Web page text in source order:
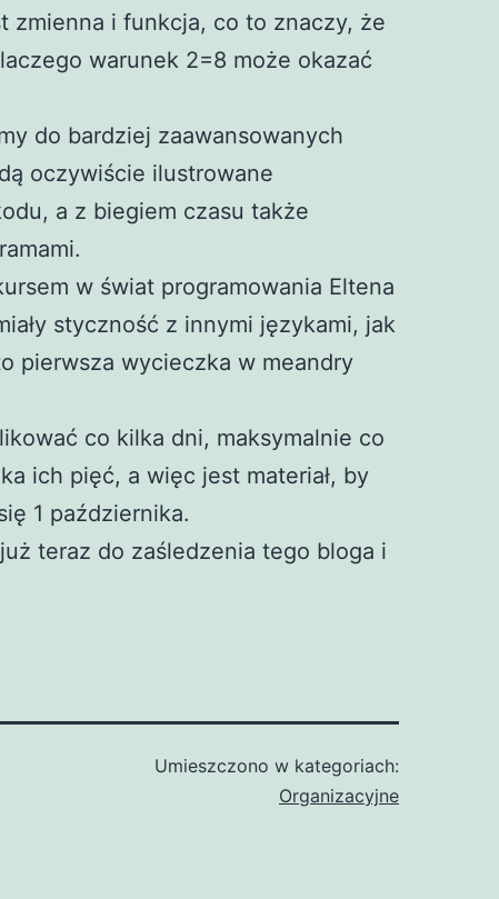
zmienna i funkcja, co to znaczy, że
warunek 2=8 może okazać
do bardziej zaawansowanych
oczywiście ilustrowane
a z biegiem czasu także
w świat programowania Eltena
styczność z innymi językami, jak
pierwsza wycieczka w meandry
co kilka dni, maksymalnie co
ich pięć, a więc jest materiał, by
1 października.
teraz do zaśledzenia tego bloga i
Umieszczono w kategoriach:
Organizacyjne